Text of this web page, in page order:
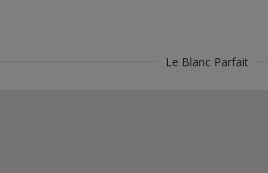
Le Blanc Parfait